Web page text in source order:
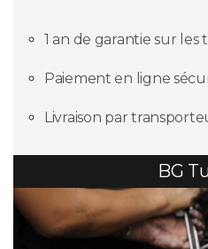
1 an de garantie sur les
Paiement en ligne
Livraison par
BG